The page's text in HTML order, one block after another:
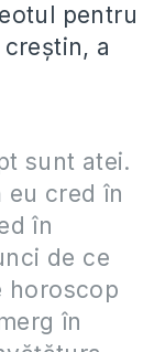
pentru
a
sunt atei.
eu cred în
în
de ce
horoscop
în